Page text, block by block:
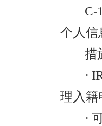
C-
个人信
措
·
理入籍
·